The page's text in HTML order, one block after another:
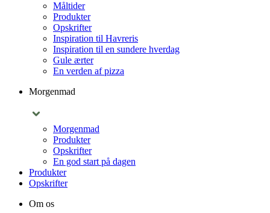
Måltider
Produkter
Opskrifter
Inspiration til Havreris
Inspiration til en sundere hverdag
Gule ærter
En verden af pizza
Morgenmad
Morgenmad
Produkter
Opskrifter
En god start på dagen
Produkter
Opskrifter
Om os